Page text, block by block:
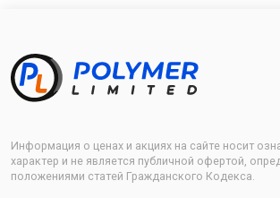
Информация о ценах и акциях на сайте носит
характер и не является публичной офертой,
положениями статей Гражданского Кодекса.